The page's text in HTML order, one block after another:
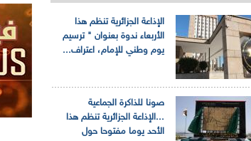
الإذاعة الجزائرية تنظم هذا
الأربعاء ندوة بعنوان " ترسيم
يوم وطني للإمام، اعتراف...
صونا للذاكرة الجماعية
...الإذاعة الجزائرية تنظم هذا
الأحد يوما مفتوحا حول